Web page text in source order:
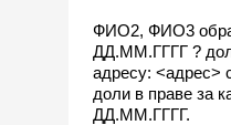
ФИО2, ФИО3
ДД.ММ.ГГГГ ?
адресу: <адрес>
доли в праве за
ДД.ММ.ГГГГ.